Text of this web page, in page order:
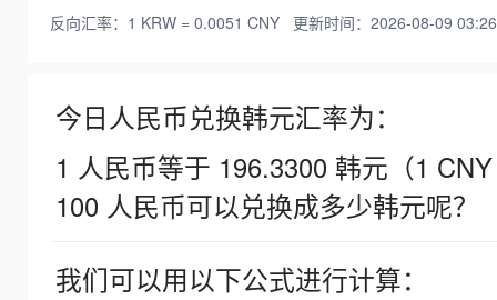
反向汇率：1 KRW = 0.0051 CNY 更新时间：2026-08-09
今日人民币兑换韩元汇率为：
1 人民币等于 196.3300 韩元（1
100 人民币可以兑换成多少韩元呢？
我们可以用以下公式进行计算：